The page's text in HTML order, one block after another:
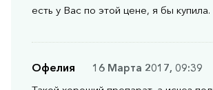
есть у Вас по этой цене, я бы купила.
Офелия
16 Марта 2017, 09:39